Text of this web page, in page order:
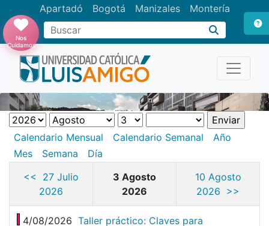
Apartadó Bogotá Manizales Montería
Buscar
Nos
Cuidamos
Calendario Mensual Calendario Semanal
Año
Mes
Semana
Día
<< 27 Julio
2026
3 Agosto
2026
10 Agosto
2026 >>
4/08/2026 Taller práctico: Claves para